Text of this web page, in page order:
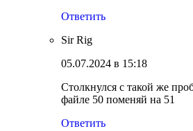
Ответить
Sir Rig
05.07.2024 в 15:18
Столкнулся с такой же
файле 50 поменяй на 51
Ответить